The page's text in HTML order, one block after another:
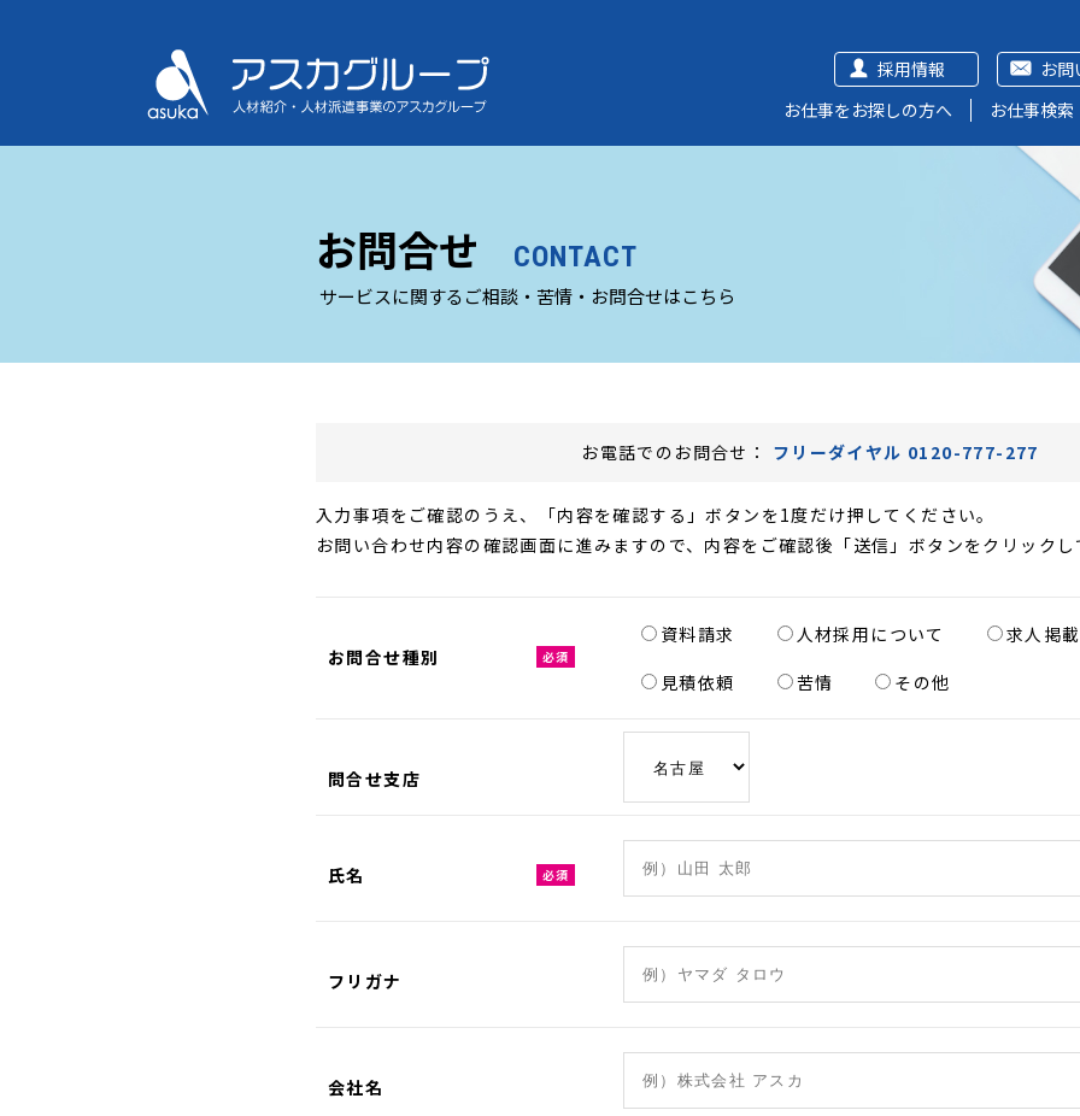
お問
採用情報
お仕事をお探しの方へ
お仕事検索
お問合せ CONTACT
サービスに関するご相談・苦情・お問合せはこちら
お電話でのお問合せ： フリーダイヤル 0120-777-277
入力事項をご確認のうえ、「内容を確認する」ボタンを1度だけ押してください。
お問い合わせ内容の確認画面に進みますので、内容をご確認後「送信」ボタンをクリックし
お問合せ種別 必須
資料請求 人材採用について
求人掲
見積依頼
苦情 その他
問合せ支店
氏名 必須
フリガナ
会社名